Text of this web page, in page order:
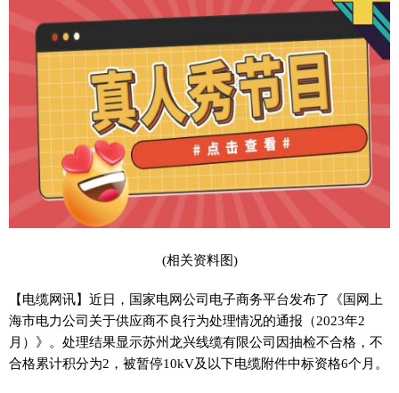
(相关资料图)
【电缆网讯】近日，国家电网公司电子商务平台发布了《国网上
海市电力公司关于供应商不良行为处理情况的通报（2023年2
月）》。处理结果显示苏州龙兴线缆有限公司因抽检不合格，不
合格累计积分为2，被暂停10kV及以下电缆附件中标资格6个月。